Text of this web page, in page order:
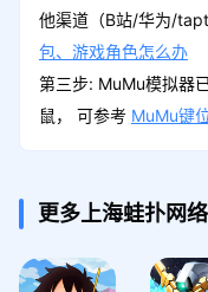
他渠道（B站/华为/
包、游戏角色怎么办
第三步: MuMu模拟器
鼠， 可参考 MuMu键
更多上海蛙扑网